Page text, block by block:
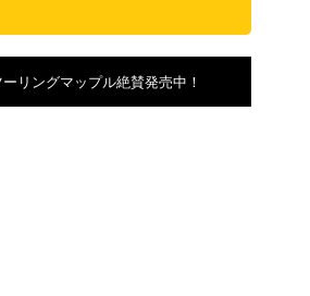
ーリングマップル絶賛発売中！